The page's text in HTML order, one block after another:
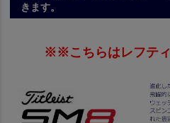
きます。
※※こちらはレフテ